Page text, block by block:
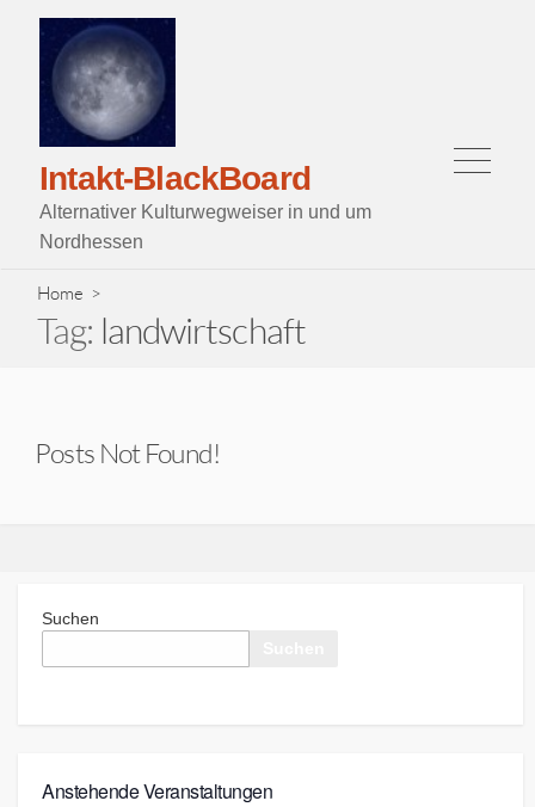
Skip
content
Intakt-BlackBoard
Alternativer Kulturwegweiser in und um
Nordhessen
Home >
Tag: landwirtschaft
Posts Not Found!
Suchen
Anstehende Veranstaltungen